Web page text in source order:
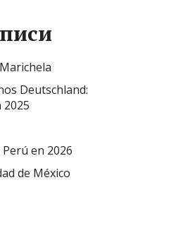
Deutschland:
2025
en 2026
de México